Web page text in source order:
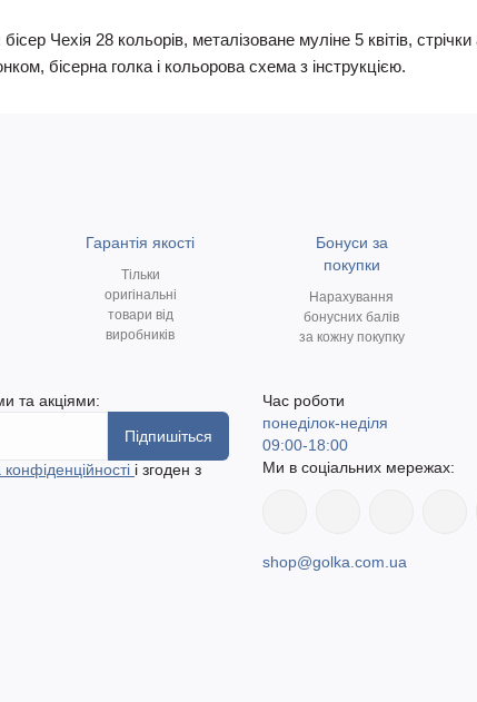
Чехія 28 кольорів, металізоване муліне 5 квітів,
бісерна голка і кольорова схема з інструкцією.
Гарантія якості
Тільки
оригінальні
товари від
виробників
Бонуси за
покупки
Нарахування
бонусних балів
за кожну покупку
та акціями:
Підпишіться
конфіденційності і згоден з
Час роботи
понеділок-неділя
09:00-18:00
Ми в соціальних мережах:
shop@golka.com.ua